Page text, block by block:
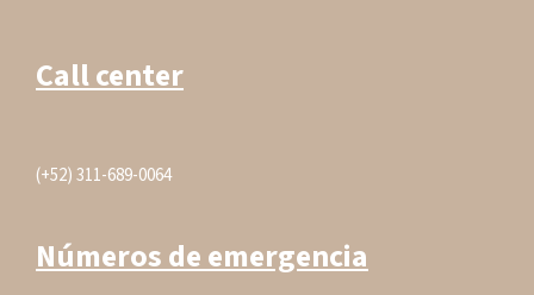
Call center
(+52) 311-689-0064
Números de emergencia